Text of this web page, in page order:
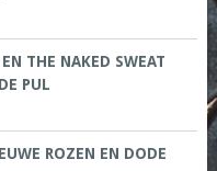
THE NAKED SWEAT
PUL
ROZEN EN DODE